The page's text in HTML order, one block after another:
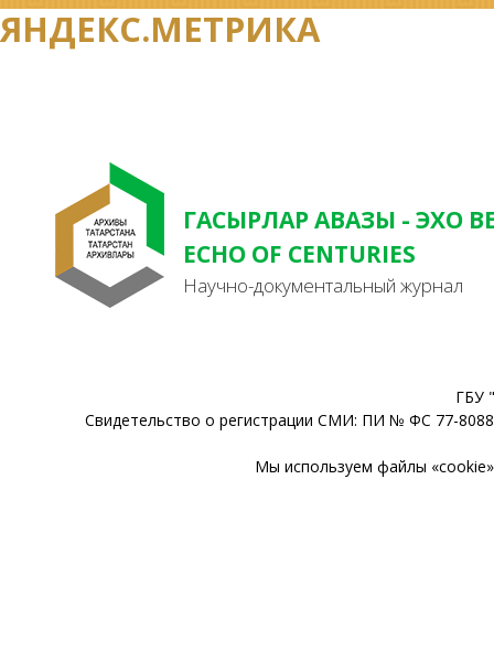
ЯНДЕКС.МЕТРИКА
ГАСЫРЛАР АВАЗЫ - ЭХО
ECHO OF CENTURIES
Научно-документальный журнал
ГБУ
Свидетельство о регистрации СМИ: ПИ № ФС 77-
Мы используем файлы «cookie»